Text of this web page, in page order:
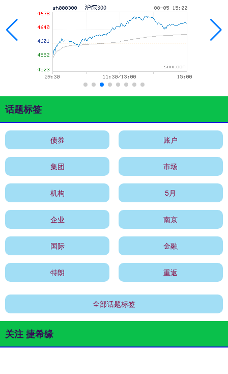
话题标签
债券 账户
集团 市场
机构 5月
企业 南京
国际 金融
特朗 重返
全部话题标签
关注 捷希缘